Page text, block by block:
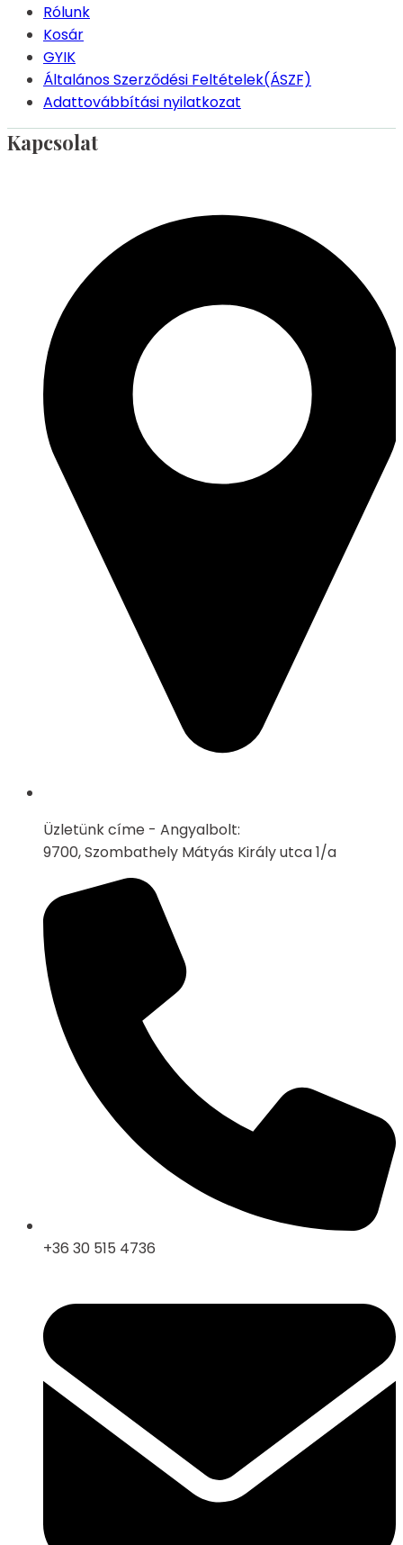
Rólunk
Kosár
GYIK
Általános Szerződési Feltételek(ÁSZF)
Adattovábbítási nyilatkozat
Kapcsolat
Üzletünk címe - Angyalbolt:
9700, Szombathely Mátyás Király utca 1/a
+36 30 515 4736